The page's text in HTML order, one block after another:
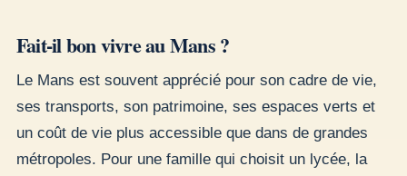
Fait-il bon vivre au Mans ?
Le Mans est souvent apprécié pour son cadre de vie,
ses transports, son patrimoine, ses espaces verts et
un coût de vie plus accessible que dans de grandes
métropoles. Pour une famille qui choisit un lycée, la